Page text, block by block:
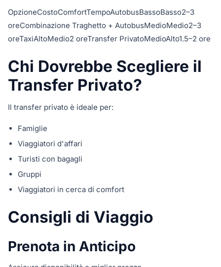
OpzioneCostoComfortTempoAutobusBassoBasso2–3
oreCombinazione Traghetto + AutobusMedioMedio2–3
oreTaxiAltoMedio2 oreTransfer PrivatoMedioAlto1.5–2 ore
Chi Dovrebbe Scegliere il
Transfer Privato?
Il transfer privato è ideale per:
Famiglie
Viaggiatori d'affari
Turisti con bagagli
Gruppi
Viaggiatori in cerca di comfort
Consigli di Viaggio
Prenota in Anticipo